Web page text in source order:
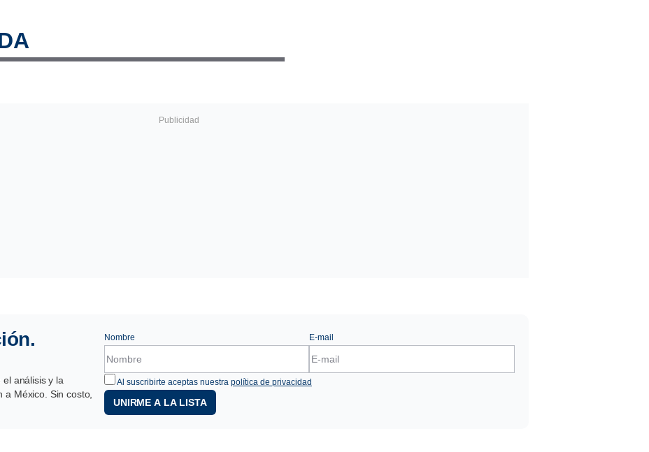
análisis y la
México. Sin costo,
Nombre E-mail
Al suscribirte aceptas nuestra política de privacidad
UNIRME A LA LISTA